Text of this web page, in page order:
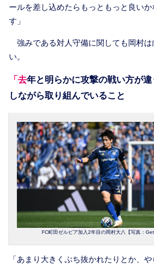
ールを差し込めたらもっともっと良いか
す」
強みである対人守備に関しても岡村は
い。
「去年と明らかに攻撃の戦い方が違う」試行錯誤
しながら取り組んでいること
FC町田ゼルビア加入2年目の岡村大八【写真：
「あまり大きくぶち抜かれたりとか、